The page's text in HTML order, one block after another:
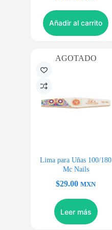
Añadir al carrito
AGOTADO
Lima para Uñas 100/180
Mc Nails
$29.00 MXN
Leer más